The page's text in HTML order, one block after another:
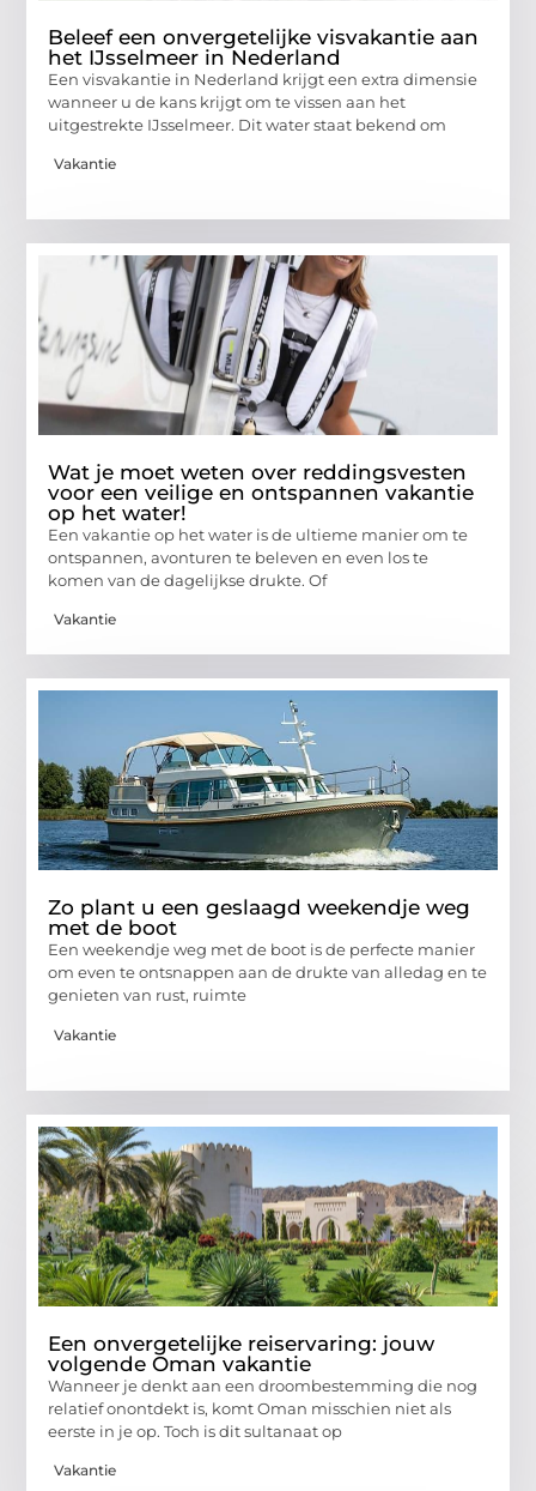
Beleef een onvergetelijke visvakantie aan
het IJsselmeer in Nederland
Een visvakantie in Nederland krijgt een extra dimensie
wanneer u de kans krijgt om te vissen aan het
uitgestrekte IJsselmeer. Dit water staat bekend om
Vakantie
Wat je moet weten over reddingsvesten
voor een veilige en ontspannen vakantie
op het water!
Een vakantie op het water is de ultieme manier om te
ontspannen, avonturen te beleven en even los te
komen van de dagelijkse drukte. Of
Vakantie
Zo plant u een geslaagd weekendje weg
met de boot
Een weekendje weg met de boot is de perfecte manier
om even te ontsnappen aan de drukte van alledag en te
genieten van rust, ruimte
Vakantie
Een onvergetelijke reiservaring: jouw
volgende Oman vakantie
Wanneer je denkt aan een droombestemming die nog
relatief onontdekt is, komt Oman misschien niet als
eerste in je op. Toch is dit sultanaat op
Vakantie